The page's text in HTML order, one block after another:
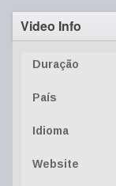
Video Info
Duração
País
Idioma
Website